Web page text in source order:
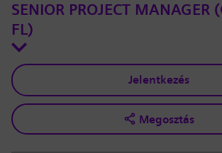
SENIOR PROJECT MANAGER
FL)
Jelentkezés
Megosztás